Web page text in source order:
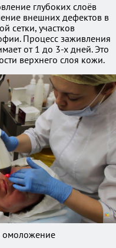
глубоких слоёв
внешних дефектов в
сетки, участков
Процесс заживления
от 1 до 3-х дней. Это
верхнего слоя кожи.
омоложение